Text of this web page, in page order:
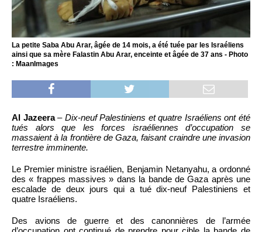
La petite Saba Abu Arar, âgée de 14 mois, a été tuée par les Israéliens
ainsi que sa mère Falastin Abu Arar, enceinte et âgée de 37 ans - Photo
: MaanImages
Al Jazeera– Dix-neuf Palestiniens et quatre Israéliens ont été
tués alors que les forces israéliennes d’occupation se
massaient à la frontière de Gaza, faisant craindre une invasion
terrestre imminente.
Le Premier ministre israélien, Benjamin Netanyahu, a ordonné
des « frappes massives » dans la bande de Gaza après une
escalade de deux jours qui a tué dix-neuf Palestiniens et
quatre Israéliens.
Des avions de guerre et des canonnières de l’armée